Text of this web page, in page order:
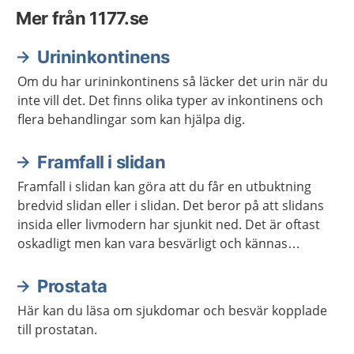
Mer från 1177.se
Urininkontinens
Om du har urininkontinens så läcker det urin när du
inte vill det. Det finns olika typer av inkontinens och
flera behandlingar som kan hjälpa dig.
Framfall i slidan
Framfall i slidan kan göra att du får en utbuktning
bredvid slidan eller i slidan. Det beror på att slidans
insida eller livmodern har sjunkit ned. Det är oftast
oskadligt men kan vara besvärligt och kännas
Prostata
Här kan du läsa om sjukdomar och besvär kopplade
till prostatan.